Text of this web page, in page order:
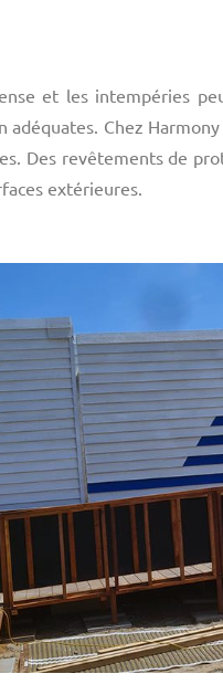
et les intempéries
Chez
Des revêtements de
extérieures.